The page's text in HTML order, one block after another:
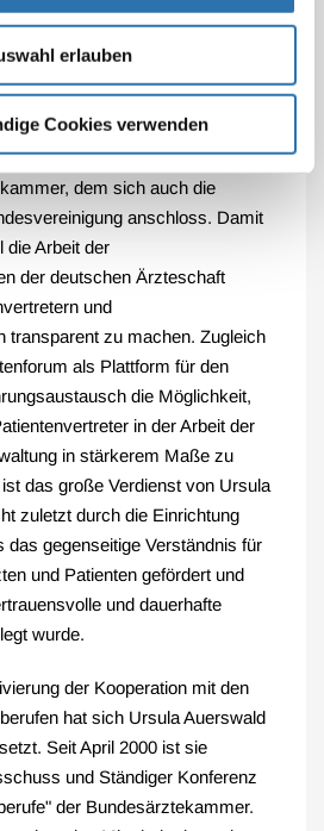
erlauben
Cookies verwenden
nicht zuletzt dank des Einsatzes
bundesweit bekannt.
Erfahrungen der
in Bremen initiierte Ursula
eines Patientenforums
dem sich auch die
anschloss. Damit
die Arbeit der
der deutschen Ärzteschaft
und
transparent zu machen. Zugleich
als Plattform für den
die Möglichkeit,
in der Arbeit der
in stärkerem Maße zu
das große Verdienst von Ursula
zuletzt durch die Einrichtung
das gegenseitige Verständnis für
und Patienten gefördert und
und dauerhafte
wurde.
der Kooperation mit den
hat sich Ursula Auerswald
Seit April 2000 ist sie
und Ständiger Konferenz
der Bundesärztekammer.